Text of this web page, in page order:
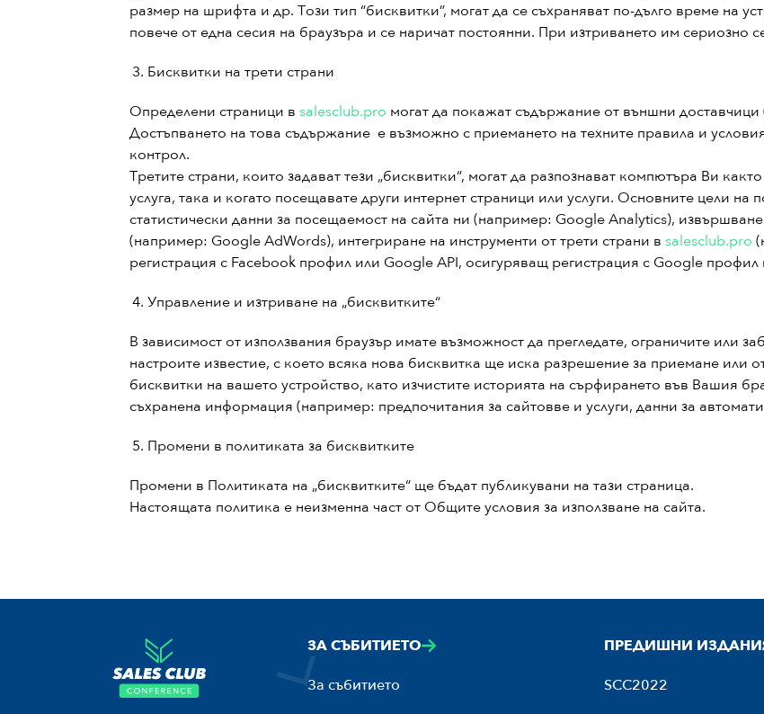
размер на шрифта и др. Този тип “бисквитки”, могат да се съхраняват по-дълго време на
повече от една сесия на браузъра и се наричат постоянни. При изтриването им сериозно
Бисквитки на трети страни
Определени страници в salesclub.pro могат да покажат съдържание от външни
Достъпването на това съдържание е възможно с приемането на техните правила и
контрол.
Третите страни, които задават тези „бисквитки“, могат да разпознават компютъра Ви
услуга, така и когато посещавате други интернет страници или услуги. Основните цели
статистически данни за посещаемост на сайта ни (например: Google Analytics),
(например: Google AdWords), интегриране на инструменти от трети страни в salesclub.pro
регистрация с Facebook профил или Google API, осигуряващ регистрация с Google профил
Управление и изтриване на „бисквитките“
В зависимост от използвания браузър имате възможност да прегледате, ограничите или
настроите известие, с което всяка нова бисквитка ще иска разрешение за приемане или
бисквитки на вашето устройство, като изчистите историята на сърфирането във Вашия
съхранена информация (например: предпочитания за сайтовве и услуги, данни за
Промени в политиката за бисквитките
Промени в Политиката на „бисквитките“ ще бъдат публикувани на тази страница.
Настоящата политика е неизменна част от Общите условия за използване на сайта.
ЗА СЪБИТИЕТО
За събитието
ПРЕДИШНИ
SCC2022